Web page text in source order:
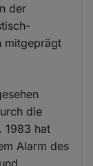
der
mitgeprägt
die
1983 hat
Alarm des